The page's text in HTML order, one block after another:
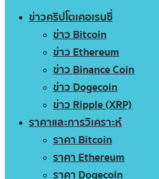
ข่าวคริปโตเคอเรนซี่
ข่าว Bitcoin
ข่าว Ethereum
ข่าว Binance Coin
ข่าว Dogecoin
ข่าว Ripple (XRP)
ราคาและการวิเคราะห์
ราคา Bitcoin
ราคา Ethereum
ราคา Dogecoin